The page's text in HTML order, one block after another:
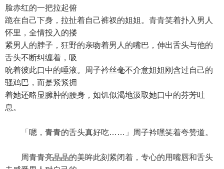
脸赤红的一把拉起俯
跪在自己下身，拉扯着自己裤衩的姐姐。青青笑着扑入男人
怀里，全情投入的搂
紧男人的脖子，狂野的亲吻着男人的嘴巴，伸出舌头与他的
舌头不断纠缠着，吸
吮着彼此口中的唾液。周子衿丝毫不介意姐姐刚含过自己的
骚鸡巴，而是紧紧拥
着她还略显臃肿的腰身，如饥似渴地汲取她口中的芬芳吐
息。
「嗯，青青的舌头真好吃……」周子衿嘿笑着夸赞道。
周青青亮晶晶的美眸此刻紧闭着，专心的用嘴唇和舌头